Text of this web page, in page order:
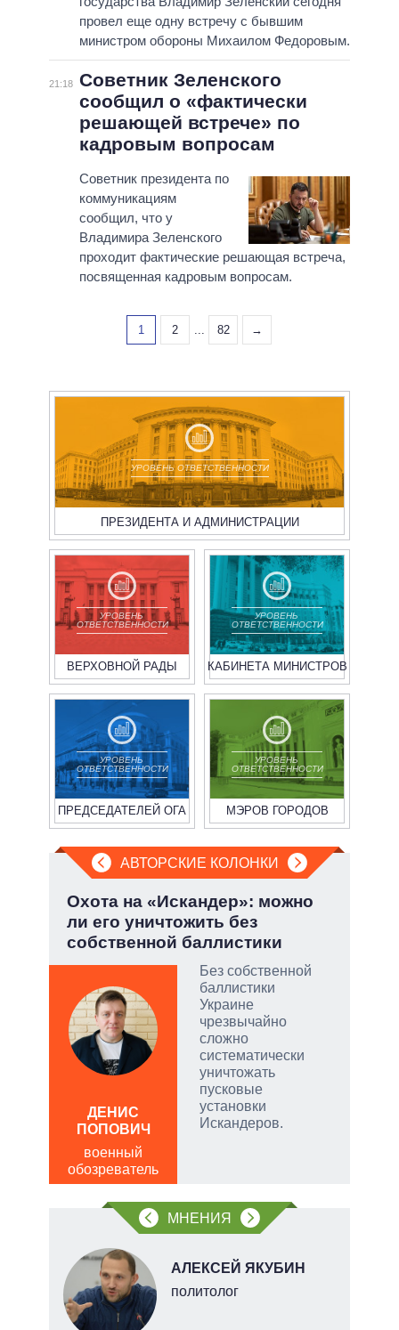
провел еще одну встречу с бывшим
министром обороны Михаилом Федоровым.
21:18 Советник Зеленского
сообщил о «фактически
решающей встрече» по
кадровым вопросам
Советник президента по
коммуникациям
сообщил, что у
Владимира Зеленского
проходит фактические решающая встреча,
посвященная кадровым вопросам.
1 2 ... 82 →
УРОВЕНЬ ОТВЕТСТВЕННОСТИ
ПРЕЗИДЕНТА И АДМИНИСТРАЦИИ
УРОВЕНЬ
ОТВЕТСТВЕННОСТИ
ВЕРХОВНОЙ РАДЫ
УРОВЕНЬ
ОТВЕТСТВЕННОСТИ
КАБИНЕТА МИНИСТРОВ
УРОВЕНЬ
ОТВЕТСТВЕННОСТИ
ПРЕДСЕДАТЕЛЕЙ ОГА
УРОВЕНЬ
ОТВЕТСТВЕННОСТИ
МЭРОВ ГОРОДОВ
АВТОРСКИЕ КОЛОНКИ
Охота на «Искандер»: можно
ли его уничтожить без
собственной баллистики
Без собственной
баллистики
Украине
чрезвычайно
сложно
систематически
уничтожать
пусковые
установки
Искандеров.
ДЕНИС
ПОПОВИЧ
военный
обозреватель
МНЕНИЯ
АЛЕКСЕЙ ЯКУБИН
политолог